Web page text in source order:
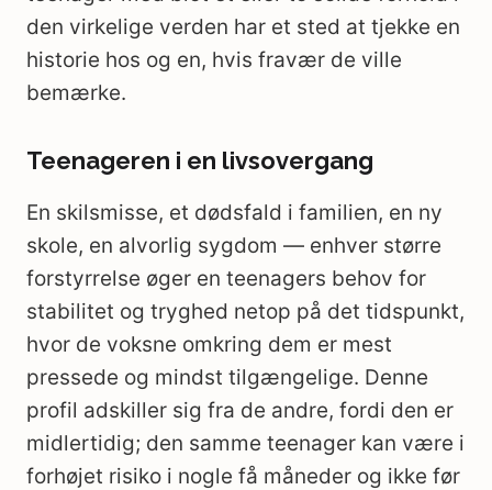
den virkelige verden har et sted at tjekke en
historie hos og en, hvis fravær de ville
bemærke.
Teenageren i en livsovergang
En skilsmisse, et dødsfald i familien, en ny
skole, en alvorlig sygdom — enhver større
forstyrrelse øger en teenagers behov for
stabilitet og tryghed netop på det tidspunkt,
hvor de voksne omkring dem er mest
pressede og mindst tilgængelige. Denne
profil adskiller sig fra de andre, fordi den er
midlertidig; den samme teenager kan være i
forhøjet risiko i nogle få måneder og ikke før